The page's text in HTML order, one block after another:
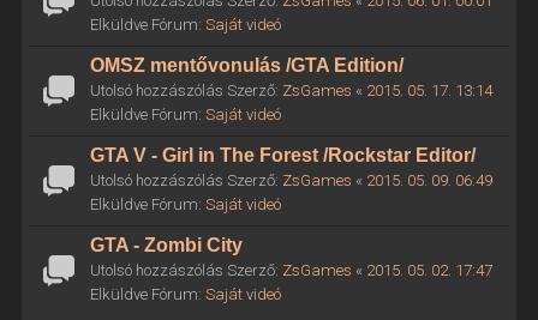
Elküldve Fórum: Saját videó
OMSZ mentővonulás /GTA Edition/
Utolsó hozzászólás Szerző: ZsGames « 2015. 05. 17. 13:14
Elküldve Fórum: Saját videó
GTA V - Girl in The Forest /Rockstar Editor/
Utolsó hozzászólás Szerző: ZsGames « 2015. 05. 09. 06:49
Elküldve Fórum: Saját videó
GTA - Zombi City
Utolsó hozzászólás Szerző: ZsGames « 2015. 05. 02. 17:47
Elküldve Fórum: Saját videó